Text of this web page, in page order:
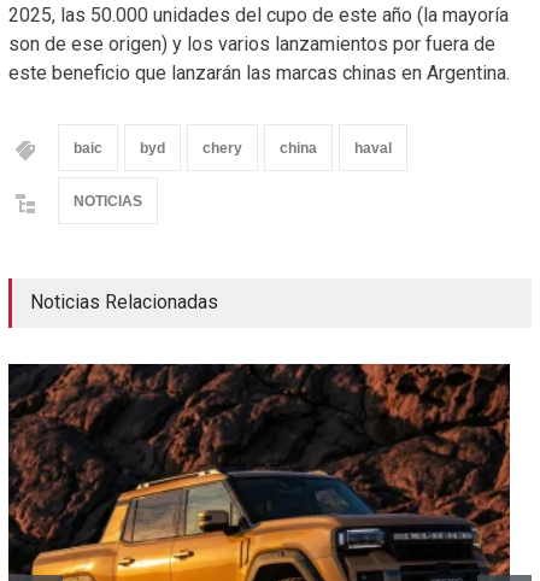
2025, las 50.000 unidades del cupo de este año (la mayoría
son de ese origen) y los varios lanzamientos por fuera de
este beneficio que lanzarán las marcas chinas en Argentina.
baic byd chery china haval
NOTICIAS
Noticias Relacionadas